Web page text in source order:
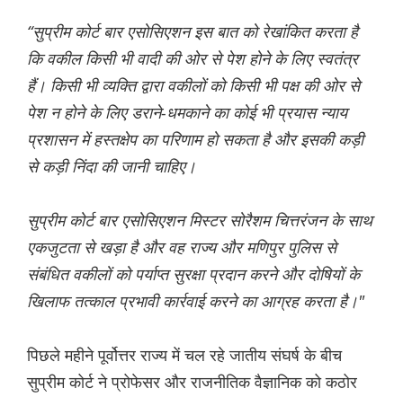
“सुप्रीम कोर्ट बार एसोसिएशन इस बात को रेखांकित करता है
कि वकील किसी भी वादी की ओर से पेश होने के लिए स्वतंत्र
हैं। किसी भी व्यक्ति द्वारा वकीलों को किसी भी पक्ष की ओर से
पेश न होने के लिए डराने-धमकाने का कोई भी प्रयास न्याय
प्रशासन में हस्तक्षेप का परिणाम हो सकता है और इसकी कड़ी
से कड़ी निंदा की जानी चाहिए।
सुप्रीम कोर्ट बार एसोसिएशन मिस्टर सोरैशम चित्तरंजन के साथ
एकजुटता से खड़ा है और वह राज्य और मणिपुर पुलिस से
संबंधित वकीलों को पर्याप्त सुरक्षा प्रदान करने और दोषियों के
खिलाफ तत्काल प्रभावी कार्रवाई करने का आग्रह करता है।"
पिछले महीने पूर्वोत्तर राज्य में चल रहे जातीय संघर्ष के बीच
सुप्रीम कोर्ट ने प्रोफेसर और राजनीतिक वैज्ञानिक को कठोर